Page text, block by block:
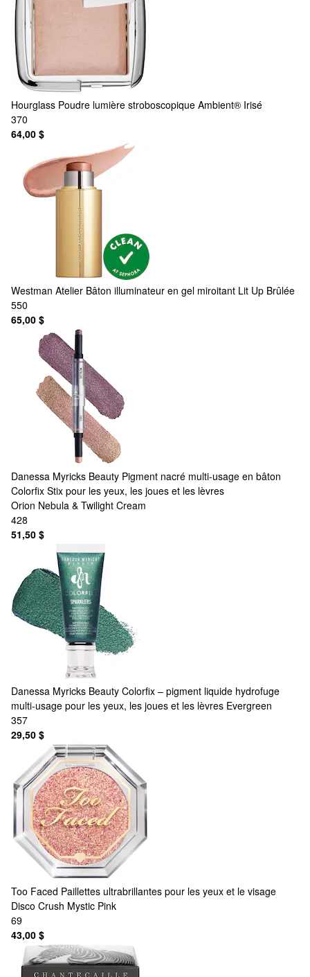
Hourglass Poudre lumière stroboscopique Ambient® Irisé
370
64,00 $
Westman Atelier Bâton illuminateur en gel miroitant Lit Up Brûlée
550
65,00 $
Danessa Myricks Beauty Pigment nacré multi-usage en bâton
Colorfix Stix pour les yeux, les joues et les lèvres
Orion Nebula & Twilight Cream
428
51,50 $
Danessa Myricks Beauty Colorfix – pigment liquide hydrofuge
multi-usage pour les yeux, les joues et les lèvres Evergreen
357
29,50 $
Too Faced Paillettes ultrabrillantes pour les yeux et le visage
Disco Crush Mystic Pink
69
43,00 $